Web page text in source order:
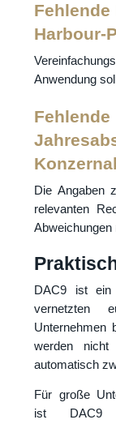
Harbour-
Anwendung
Die Angaben
relevanten
DAC9 ist ein
vernetzten
Unternehmen
werden
automatisch
Für große
ist DAC9